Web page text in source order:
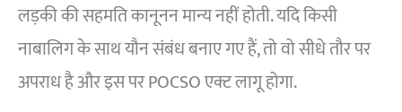
लड़की की सहमति कानूनन मान्य नहीं होती. यदि किसी
नाबालिग के साथ यौन संबंध बनाए गए हैं, तो वो सीधे तौर पर
अपराध है और इस पर POCSO एक्ट लागू होगा.